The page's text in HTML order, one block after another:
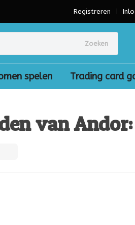
Registreren
Zoeken
spelen Trading card
van